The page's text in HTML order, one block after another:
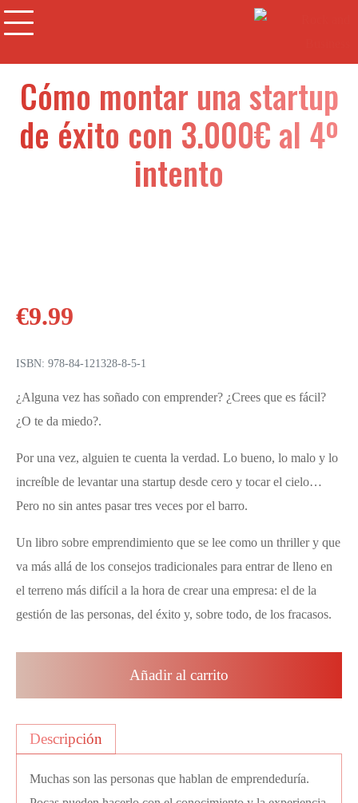
Cómo montar una startup
de éxito con 3.000€ al 4º
intento
€9.99
ISBN: 978-84-121328-8-5-1
¿Alguna vez has soñado con emprender? ¿Crees que es fácil?
¿O te da miedo?.
Por una vez, alguien te cuenta la verdad. Lo bueno, lo malo y lo
increíble de levantar una startup desde cero y tocar el cielo…
Pero no sin antes pasar tres veces por el barro.
Un libro sobre emprendimiento que se lee como un thriller y que
va más allá de los consejos tradicionales para entrar de lleno en
el terreno más difícil a la hora de crear una empresa: el de la
gestión de las personas, del éxito y, sobre todo, de los fracasos.
Añadir al carrito
Descripción
Muchas son las personas que hablan de emprendeduría.